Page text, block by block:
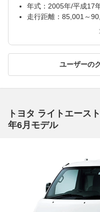
年式：2005年/平成17
走行距離：85,001～
ユーザーの
トヨタ ライトエース
年6月モデル